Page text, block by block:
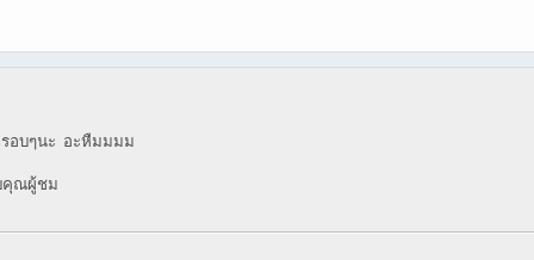
รอบๆนะ อะหืมมมม
คุณผู้ชม